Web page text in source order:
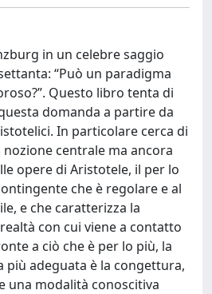
in un celebre saggio
“Può un paradigma
Questo libro tenta di
domanda a partire da
In particolare cerca di
centrale ma ancora
opere di Aristotele, il per lo
che è regolare e al
e che caratterizza la
con cui viene a contatto
a ciò che è per lo più, la
più adeguata è la congettura,
una modalità conoscitiva